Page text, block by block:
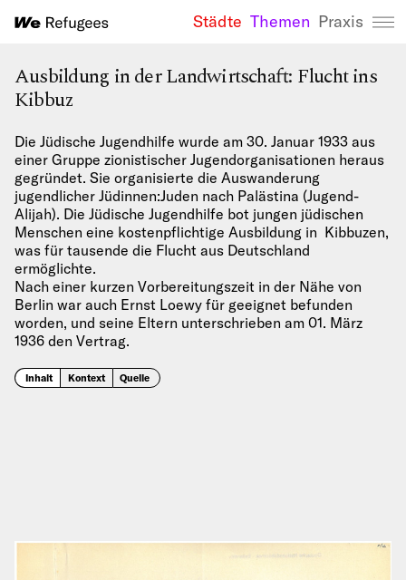
We Refugees
Städte Themen Praxis
Ausbildung in der Landwirtschaft: Flucht ins
Kibbuz
Die Jüdische Jugendhilfe wurde am 30. Januar 1933 aus
einer Gruppe zionistischer Jugendorganisationen heraus
gegründet. Sie organisierte die Auswanderung
jugendlicher Jüdinnen:Juden nach Palästina (Jugend-
Alijah). Die Jüdische Jugendhilfe bot jungen jüdischen
Menschen eine kostenpflichtige Ausbildung in Kibbuzen,
was für tausende die Flucht aus Deutschland
ermöglichte.
Nach einer kurzen Vorbereitungszeit in der Nähe von
Berlin war auch Ernst Loewy für geeignet befunden
worden, und seine Eltern unterschrieben am 01. März
1936 den Vertrag.
Inhalt Kontext Quelle